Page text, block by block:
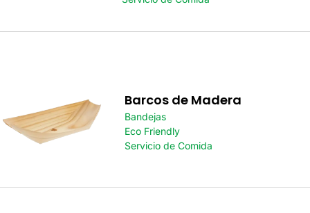
Barcos de Madera
Bandejas
Eco Friendly
Servicio de Comida